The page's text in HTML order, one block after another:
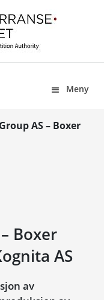
Meny
AS – Boxer
Boxer
AS
av